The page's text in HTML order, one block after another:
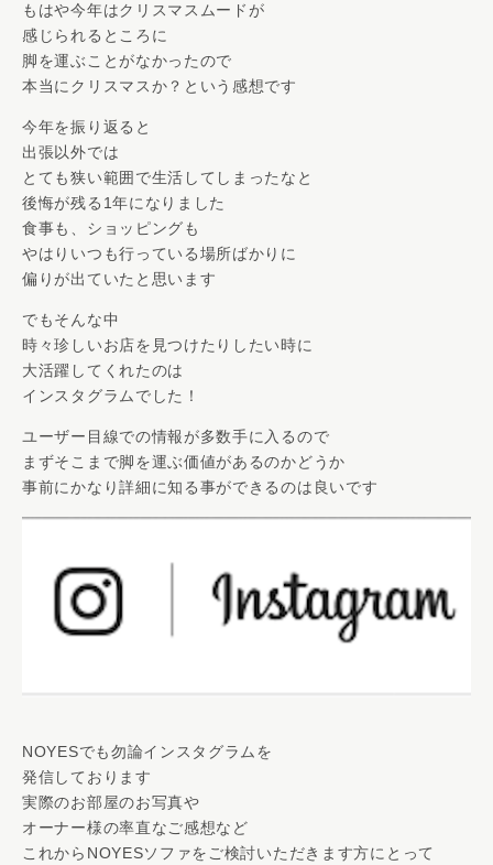
もはや今年はクリスマスムードが
感じられるところに
脚を運ぶことがなかったので
本当にクリスマスか？という感想です
今年を振り返ると
出張以外では
とても狭い範囲で生活してしまったなと
後悔が残る1年になりました
食事も、ショッピングも
やはりいつも行っている場所ばかりに
偏りが出ていたと思います
でもそんな中
時々珍しいお店を見つけたりしたい時に
大活躍してくれたのは
インスタグラムでした！
ユーザー目線での情報が多数手に入るので
まずそこまで脚を運ぶ価値があるのかどうか
事前にかなり詳細に知る事ができるのは良いです
NOYESでも勿論インスタグラムを
発信しております
実際のお部屋のお写真や
オーナー様の率直なご感想など
これからNOYESソファをご検討いただきます方にとって